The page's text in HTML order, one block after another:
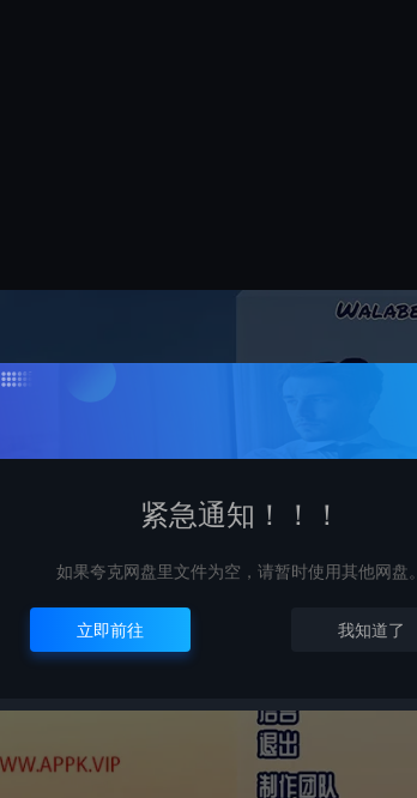
紧急通知！！！
如果夸克网盘里文件为空，请暂时使用其他网盘。
立即前往 我知道了